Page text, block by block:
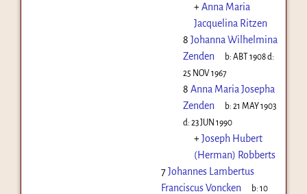
+Anna Maria
Jacquelina Ritzen
8 Johanna Wilhelmina
Zenden
b:ABT 1908d:
25 NOV 1967
8 Anna Maria Josepha
Zenden
b:21 MAY 1903
d: 23 JUN 1990
+Joseph Hubert
(Herman) Robberts
7Johannes Lambertus
Franciscus Voncken
b:10